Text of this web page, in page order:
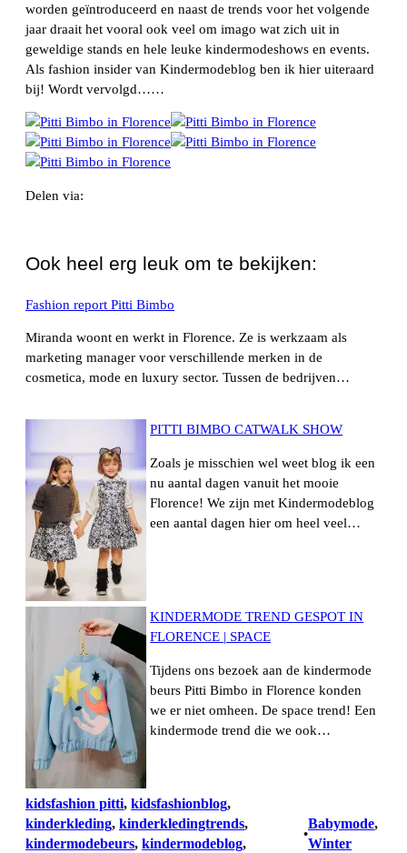
worden geïntroduceerd en naast de trends voor het volgende
jaar draait het vooral ook veel om imago wat zich uit in
geweldige stands en hele leuke kindermodeshows en events.
Als fashion insider van Kindermodeblog ben ik hier uiteraard
bij! Wordt vervolgd……
Delen via:
Ook heel erg leuk om te bekijken:
Fashion report Pitti Bimbo
Miranda woont en werkt in Florence. Ze is werkzaam als
marketing manager voor verschillende merken in de
cosmetica, mode en luxury sector. Tussen de bedrijven…
PITTI BIMBO CATWALK SHOW
Zoals je misschien wel weet blog ik een
nu aantal dagen vanuit het mooie
Florence! We zijn met Kindermodeblog
een aantal dagen hier om heel veel…
KINDERMODE TREND GESPOT IN
FLORENCE | SPACE
Tijdens ons bezoek aan de kindermode
beurs Pitti Bimbo in Florence konden
we er niet omheen. De space trend! Een
kindermode trend die we ook…
kidsfashion pitti, kidsfashionblog
kinderkleding, kinderkledingtrends
kindermodebeurs, kindermodeblog
•
Babymode
Winter